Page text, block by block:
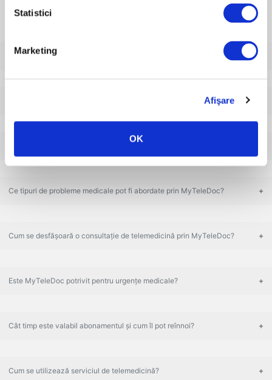
Statistici
Marketing
Afişare
OK
Ce este serviciul de telemedicină MyTeleDoc?
Ce tipuri de probleme medicale pot fi abordate prin MyTeleDoc?
Cum se desfășoară o consultație de telemedicină prin MyTeleDoc?
Este MyTeleDoc potrivit pentru urgențe medicale?
Cât timp este valabil abonamentul și cum îl pot reînnoi?
Cum se utilizează serviciul de telemedicină?